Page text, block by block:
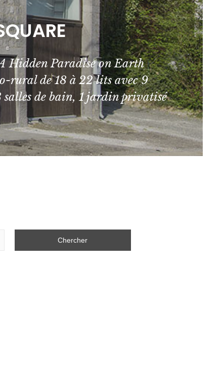
Hidden Paradise on Earth
rural de 18 à 22 lits avec 9
salles de bain, 1 jardin privatisé